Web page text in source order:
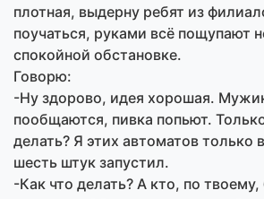
плотная, выдерну ребят из
поучаться, руками всё пощупают
спокойной обстановке.
Говорю:
-Ну здорово, идея хорошая.
пообщаются, пивка попьют.
делать? Я этих автоматов только
шесть штук запустил.
-Как что делать? А кто, по